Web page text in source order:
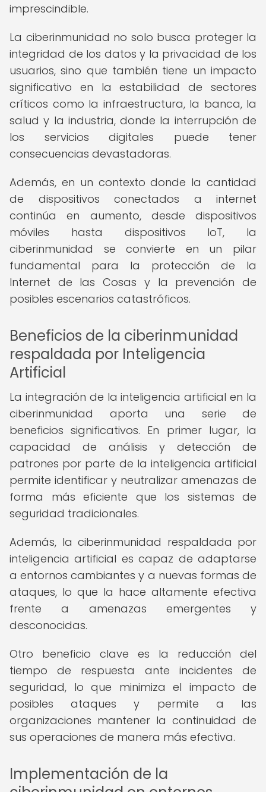
imprescindible.
La ciberinmunidad no solo busca proteger la
integridad de los datos y la privacidad de los
usuarios, sino que también tiene un impacto
significativo en la estabilidad de sectores
críticos como la infraestructura, la banca, la
salud y la industria, donde la interrupción de
los servicios digitales puede tener
consecuencias devastadoras.
Además, en un contexto donde la cantidad
de dispositivos conectados a internet
continúa en aumento, desde dispositivos
móviles hasta dispositivos IoT, la
ciberinmunidad se convierte en un pilar
fundamental para la protección de la
Internet de las Cosas y la prevención de
posibles escenarios catastróficos.
Beneficios de la ciberinmunidad
respaldada por Inteligencia
Artificial
La integración de la inteligencia artificial en la
ciberinmunidad aporta una serie de
beneficios significativos. En primer lugar, la
capacidad de análisis y detección de
patrones por parte de la inteligencia artificial
permite identificar y neutralizar amenazas de
forma más eficiente que los sistemas de
seguridad tradicionales.
Además, la ciberinmunidad respaldada por
inteligencia artificial es capaz de adaptarse
a entornos cambiantes y a nuevas formas de
ataques, lo que la hace altamente efectiva
frente a amenazas emergentes y
desconocidas.
Otro beneficio clave es la reducción del
tiempo de respuesta ante incidentes de
seguridad, lo que minimiza el impacto de
posibles ataques y permite a las
organizaciones mantener la continuidad de
sus operaciones de manera más efectiva.
Implementación de la